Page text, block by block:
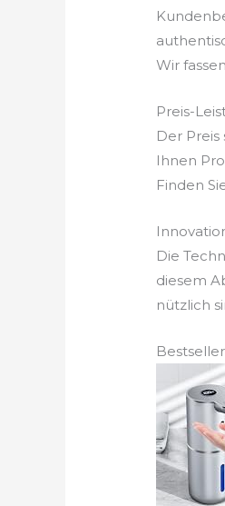
Wir
Preis-
Der
Ihnen
Finden
Die
diesem
nützlich